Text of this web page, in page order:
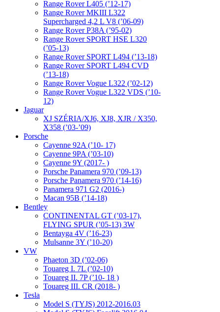
Range Rover L405 (’12-17)
Range Rover MKIII L322
Supercharged 4,2 L V8 (’06-09)
Range Rover P38A (’95-02)
Range Rover SPORT HSE L320
(’05-13)
Range Rover SPORT L494 (’13-18)
Range Rover SPORT L494 CVD
(’13-18)
Range Rover Vogue L322 (’02-12)
Range Rover Vogue L322 VDS (’10-
12)
Jaguar
XJ SZÉRIA/XJ6, XJ8, XJR / X350,
X358 (’03-’09)
Porsche
Cayenne 92A (’10- 17)
Cayenne 9PA (’03-10)
Cayenne 9Y (2017- )
Porsche Panamera 970 (’09-13)
Porsche Panamera 970 (’14-16)
Panamera 971 G2 (2016-)
Macan 95B (’14-18)
Bentley
CONTINENTAL GT (’03-17),
FLYING SPUR (’05-13) 3W
Bentayga 4V (’16-23)
Mulsanne 3Y (’10-20)
VW
Phaeton 3D (’02-06)
Touareg I. 7L (’02-10)
Touareg II. 7P (’10- 18 )
Touareg III. CR (2018- )
Tesla
Model S (TYJS) 2012-2016.03